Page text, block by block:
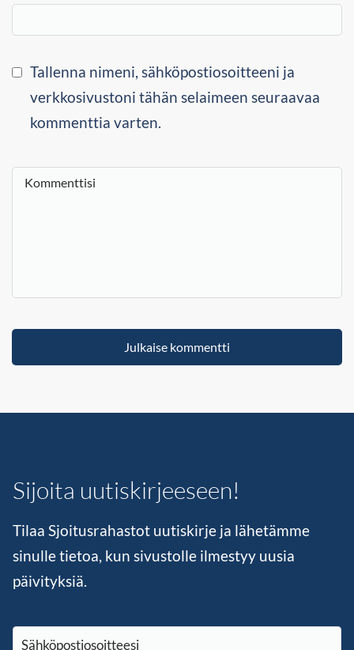
Tallenna nimeni, sähköpostiosoitteeni ja
verkkosivustoni tähän selaimeen seuraavaa
kommenttia varten.
Sijoita uutiskirjeeseen!
Tilaa Sjoitusrahastot uutiskirje ja lähetämme
sinulle tietoa, kun sivustolle ilmestyy uusia
päivityksiä.